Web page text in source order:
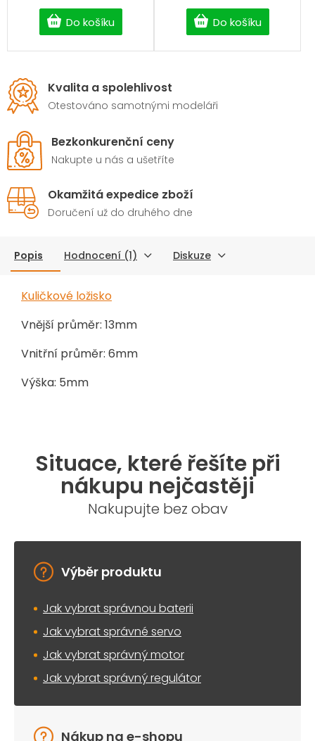
Do košíku Do košíku
Kvalita a spolehlivost
Otestováno samotnými modeláři
Bezkonkurenční ceny
Nakupte u nás a ušetříte
Okamžitá expedice zboží
Doručení už do druhého dne
Popis Hodnocení (1) Diskuze
Kuličkové ložisko
Vnější průměr: 13mm
Vnitřní průměr: 6mm
Výška: 5mm
Situace, které řešíte při
nákupu nejčastěji
Nakupujte bez obav
Výběr produktu
Jak vybrat správnou baterii
Jak vybrat správné servo
Jak vybrat správný motor
Jak vybrat správný regulátor
Nákup na e-shopu